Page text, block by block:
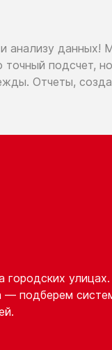
и анализу данных!
точный подсчет,
Отчеты,
городских
— подберем